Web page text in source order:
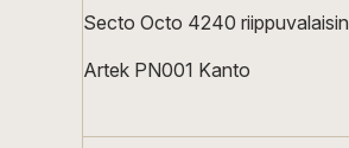
Secto Octo 4240 riippuvalaisin
Artek PN001 Kanto